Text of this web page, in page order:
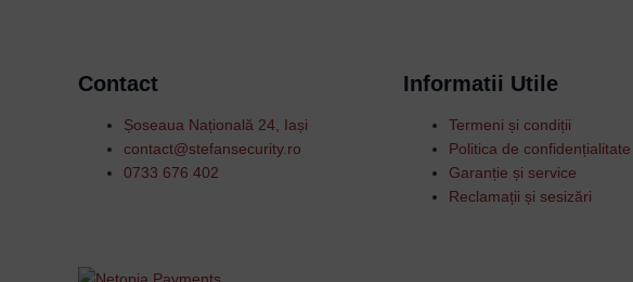
Contact
Șoseaua Națională 24, Iași
contact@stefansecurity.ro
0733 676 402
Informatii Utile
Termeni și condiții
Politica de confidențialitate
Garanție și service
Reclamații și sesizări